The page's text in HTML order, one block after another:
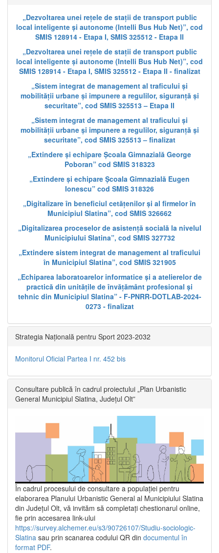
„Dezvoltarea unei rețele de stații de transport public
local inteligente și autonome (Intelli Bus Hub Net)”, cod
SMIS 128914 - Etapa I, SMIS 325512 - Etapa II
„Dezvoltarea unei rețele de stații de transport public
local inteligente și autonome (Intelli Bus Hub Net)”, cod
SMIS 128914 - Etapa I, SMIS 325512 - Etapa II - finalizat
„Sistem integrat de management al traficului și
mobilității urbane și impunere a regulilor, siguranță și
securitate”, cod SMIS 325513 – Etapa II
„Sistem integrat de management al traficului și
mobilității urbane și impunere a regulilor, siguranță și
securitate”, cod SMIS 325513 – finalizat
„Extindere și echipare Școala Gimnazială George
Poboran” cod SMIS 318323
„Extindere și echipare Școala Gimnazială Eugen
Ionescu” cod SMIS 318326
„Digitalizare în beneficiul cetățenilor și al firmelor în
Municipiul Slatina”, cod SMIS 326662
„Digitalizarea proceselor de asistență socială la nivelul
Municipiului Slatina”, cod SMIS 327732
„Extindere sistem integrat de management al traficului
în Municipiul Slatina”, cod SMIS 321905
„Echiparea laboratoarelor informatice și a atelierelor de
practică din unitățile de învățământ profesional și
tehnic din Municipiul Slatina” - F-PNRR-DOTLAB-2024-
0273 - finalizat
Strategia Națională pentru Sport 2023-2032
Monitorul Oficial Partea I nr. 452 bis
Consultare publică în cadrul proiectului „Plan Urbanistic
General Municipiul Slatina, Județul Olt”
În cadrul procesului de consultare a populaţiei pentru
elaborarea Planului Urbanistic General al Municipiului Slatina
din Județul Olt, vă invităm să completați chestionarul online,
fie prin accesarea link-ului
https://survey.alchemer.eu/s3/90726107/Studiu-sociologic-
Slatina sau prin scanarea codului QR din documentul în
format PDF.